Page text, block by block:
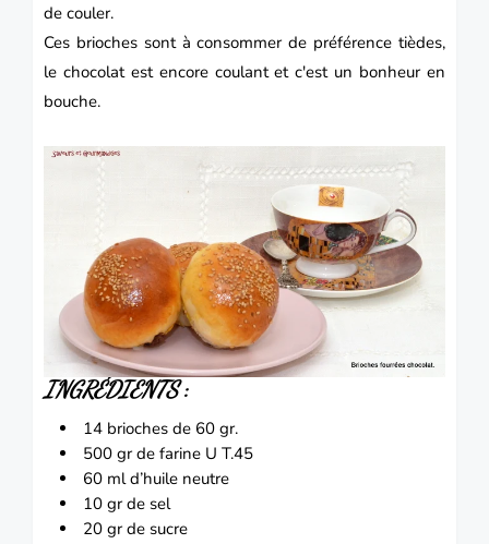
de couler.
Ces brioches sont à consommer de préférence tièdes,
le chocolat est encore coulant et c'est un bonheur en
bouche.
INGRÉDIENTS:
14 brioches de 60 gr.
500 gr de farine U T.45
60 ml d’huile neutre
10 gr de sel
20 gr de sucre